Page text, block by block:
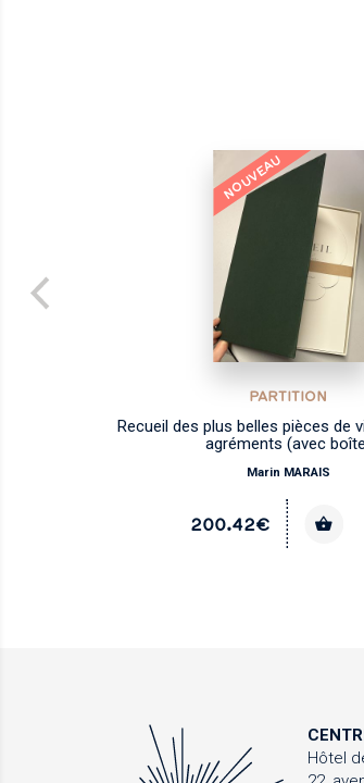
NOUVEAU
PARTITION
Recueil des plus belles pièces de
agréments (avec
Marin MARAIS
200.42€
Hôtel